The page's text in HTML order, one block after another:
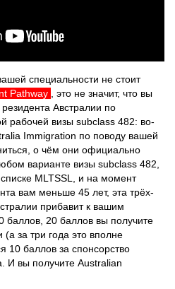
специальности не стоит
Pathway
, это не значит, что вы
Австралии по
рабочей визы subclass 482: во-
Immigration по поводу вашей
о чём они официально
варианте визы subclass 482,
MLTSSL, и на момент
вам меньше 45 лет, эта трёх-
прибавит к вашим
20 баллов вы получите
(а за три года это вполне
10 баллов за спонсорство
И вы получите Australian